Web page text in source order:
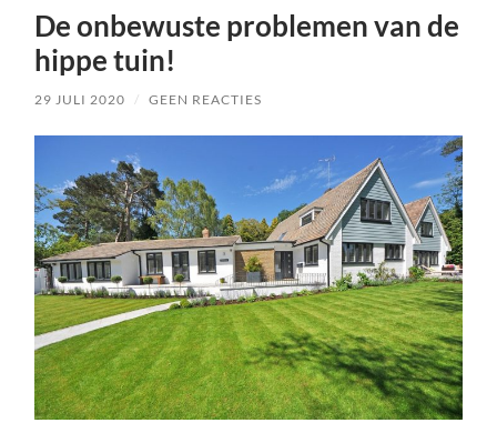
De onbewuste problemen van de
hippe tuin!
29 JULI 2020 / GEEN REACTIES